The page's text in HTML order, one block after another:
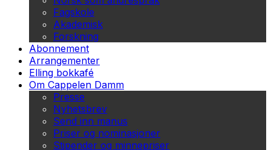
Fagskole
Akademisk
Forskning
Abonnement
Arrangementer
Elling bokkafé
Om Cappelen Damm
Presse
Nyhetsbrev
Send inn manus
Priser og nominasjoner
Stipender og minnepriser